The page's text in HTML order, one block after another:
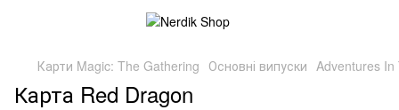
Карти Magic: The Gathering Основні випуски Adventures
Карта Red Dragon